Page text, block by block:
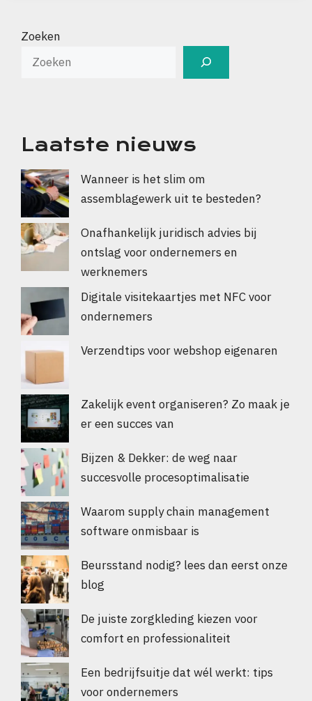
Zoeken
Laatste nieuws
Wanneer is het slim om
assemblagewerk uit te besteden?
Onafhankelijk juridisch advies bij
ontslag voor ondernemers en
werknemers
Digitale visitekaartjes met NFC voor
ondernemers
Verzendtips voor webshop eigenaren
Zakelijk event organiseren? Zo maak je
er een succes van
Bijzen & Dekker: de weg naar
succesvolle procesoptimalisatie
Waarom supply chain management
software onmisbaar is
Beursstand nodig? lees dan eerst onze
blog
De juiste zorgkleding kiezen voor
comfort en professionaliteit
Een bedrijfsuitje dat wél werkt: tips
voor ondernemers